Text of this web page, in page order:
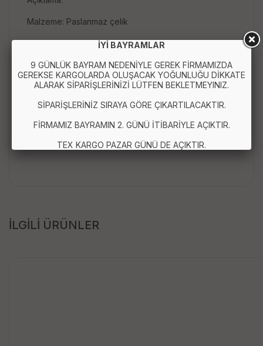
Malzeme: Paslanmaz çelik
Boyut: 13 cm
Renk: Gümüş
Paket içeriği:
4 Adet çift taraflı komedo sivilce temizleme SET
İLGİLİ ÜRÜNLER
İYİ BAYRAMLAR
9 GÜNLÜK BAYRAM NEDENİYLE GEREK FİRMAMIZDA
GEREKSE KARGOLARDA OLUŞACAK YOĞUNLUĞU DİKKATE
ALARAK SİPARİŞLERİNİZİ LÜTFEN BEKLETMEYINIZ.
SİPARİŞLERİNİZ SIRAYA GÖRE ÇIKARTILACAKTIR.
FİRMAMIZ BAYRAMIN 2. GÜNÜ İTİBARİYLE AÇIKTIR.
TEX KARGO PAZAR GÜNÜ DE AÇIKTIR.